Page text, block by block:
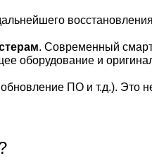
. Современный
оборудование и
ПО и т.д.). Это